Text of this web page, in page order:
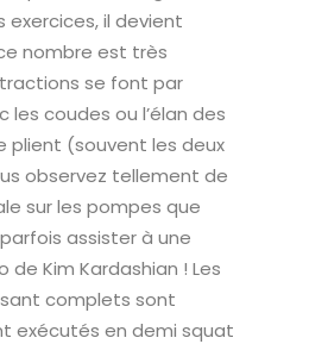
il devient
nombre est très
se font par
les coudes ou l’élan des
plient (souvent les deux
observez tellement de
sur les pompes que
assister à une
Kim Kardashian ! Les
complets sont
exécutés en demi squat